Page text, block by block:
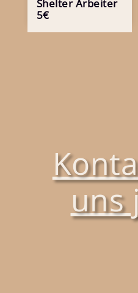
Shelter Arbeiter
5€
uns